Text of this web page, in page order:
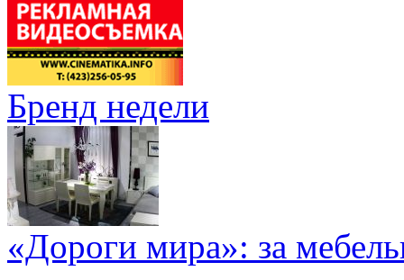
Бренд недели
«Дороги мира»: за